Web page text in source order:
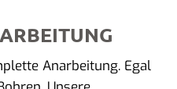
Anarbeitung. Egal